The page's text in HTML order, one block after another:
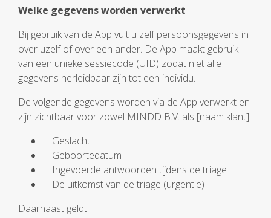
Welke gegevens worden verwerkt
Bij gebruik van de App vult u zelf persoonsgegevens in
over uzelf of over een ander. De App maakt gebruik
van een unieke sessiecode (UID) zodat niet alle
gegevens herleidbaar zijn tot een individu.
De volgende gegevens worden via de App verwerkt en
zijn zichtbaar voor zowel MINDD B.V. als [naam klant]:
Geslacht
Geboortedatum
Ingevoerde antwoorden tijdens de triage
De uitkomst van de triage (urgentie)
Daarnaast geldt: